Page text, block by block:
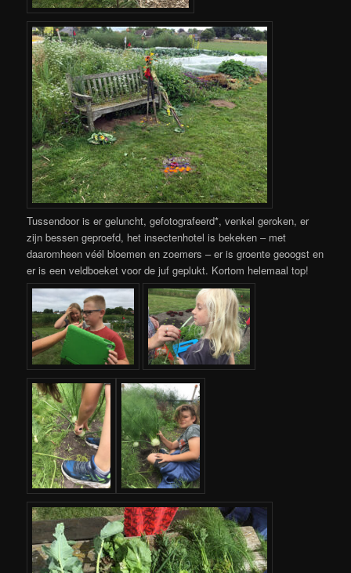
Tussendoor is er geluncht, gefotografeerd*, venkel geroken, er
zijn bessen geproefd, het insectenhotel is bekeken – met
daaromheen véél bloemen en zoemers – er is groente geoogst en
er is een veldboeket voor de juf geplukt. Kortom helemaal top!